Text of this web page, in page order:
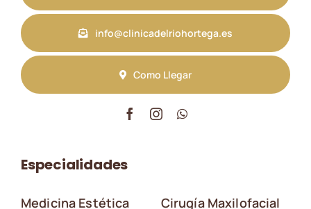
info@clinicadelriohortega.es
Como Llegar
Especialidades
Medicina Estética
Cirugía Maxilofacial